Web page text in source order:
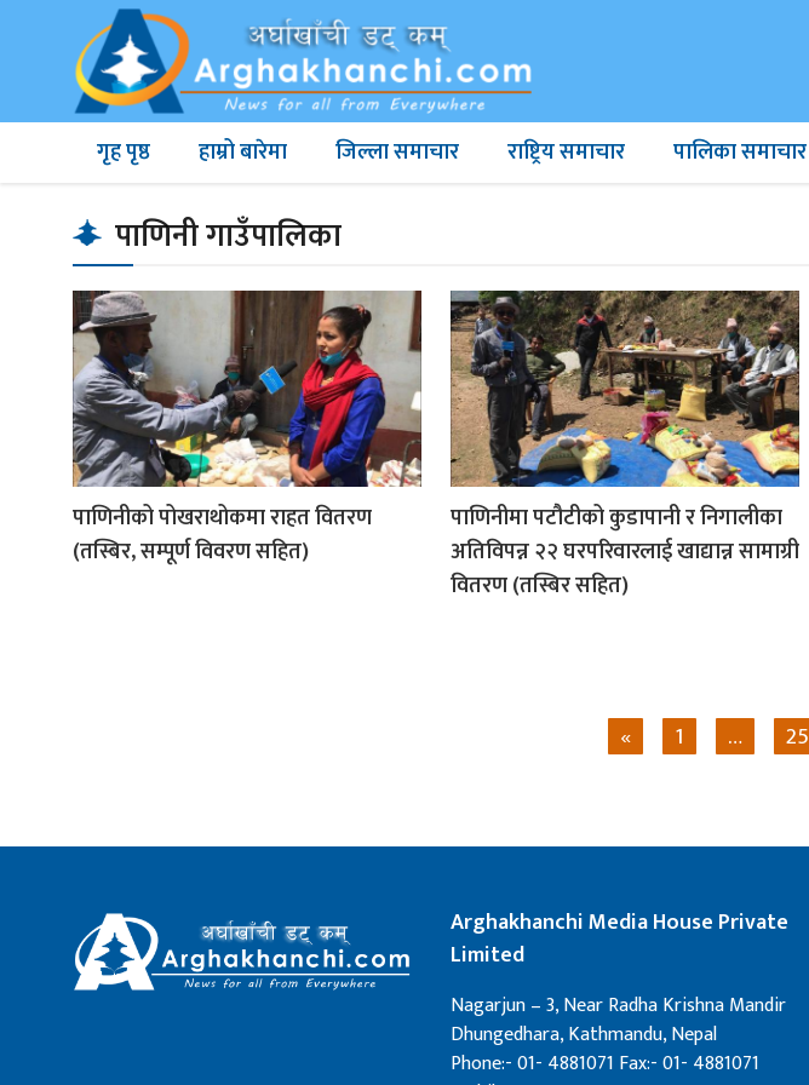
गृह पृष्ठ हाम्रो बारेमा जिल्ला समाचार राष्ट्रिय समाचार पालिका समाचार
पाणिनी गाउँपालिका
पाणिनीको पोखराथोकमा राहत वितरण
(तस्बिर, सम्पूर्ण विवरण सहित)
पाणिनीमा पटौटीको कुडापानी र निगालीका
अतिविपन्न २२ घरपरिवारलाई खाद्यान्न सामाग्री
वितरण (तस्बिर सहित)
« 1 … 25
Arghakhanchi Media House Private
Limited
Nagarjun – 3, Near Radha Krishna Mandir
Dhungedhara, Kathmandu, Nepal
Phone:- 01- 4881071 Fax:- 01- 4881071